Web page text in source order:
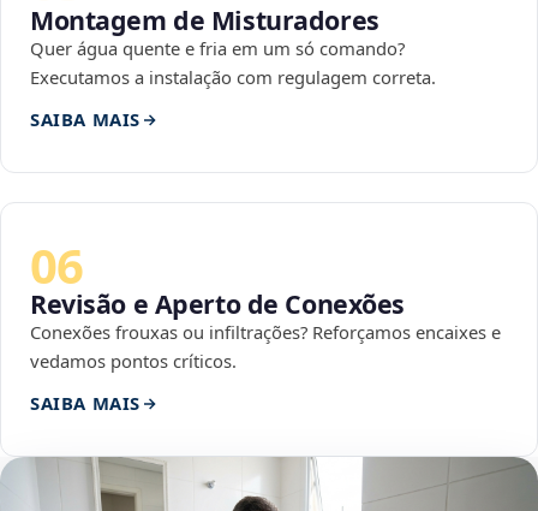
Montagem de Misturadores
Quer água quente e fria em um só comando?
Executamos a instalação com regulagem correta.
SAIBA MAIS
06
Revisão e Aperto de Conexões
Conexões frouxas ou infiltrações? Reforçamos encaixes e
vedamos pontos críticos.
SAIBA MAIS